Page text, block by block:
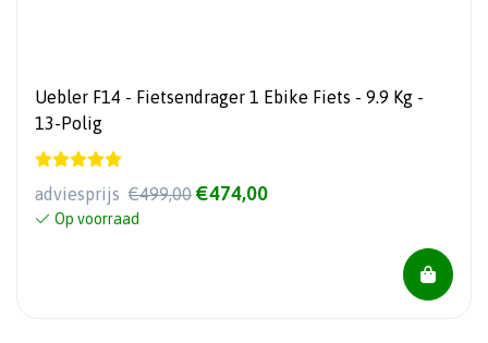
Uebler F14 - Fietsendrager 1 Ebike Fiets - 9.9 Kg -
13-Polig
adviesprijs €499,00 €474,00
Op voorraad